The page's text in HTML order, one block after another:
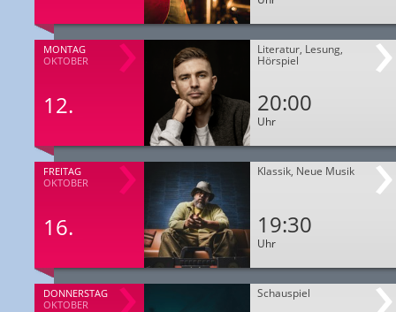
MONTAG
OKTOBER
12.
Literatur, Lesung,
Hörspiel
20:00
Uhr
FREITAG
OKTOBER
16.
Klassik, Neue Musik
19:30
Uhr
DONNERSTAG
OKTOBER
Schauspiel